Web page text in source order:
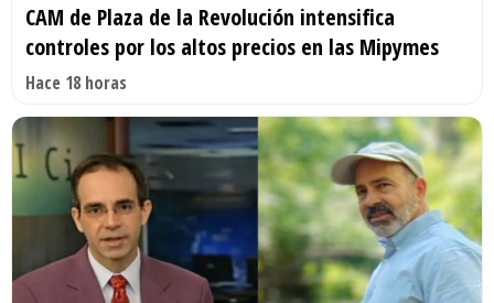
CAM de Plaza de la Revolución intensifica
controles por los altos precios en las Mipymes
Hace 18 horas